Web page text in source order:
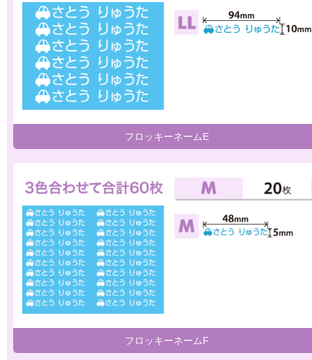
フロッキーネームE
フロッキーネームF